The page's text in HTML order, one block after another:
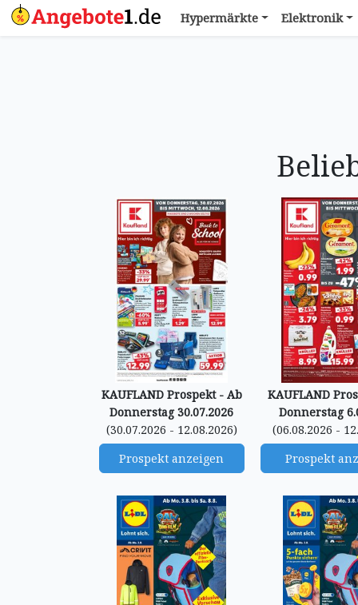
Hypermärkte Elektronik
KAUFLAND Prospekt - Ab
Donnerstag 30.07.2026
(30.07.2026 - 12.08.2026)
Prospekt anzeigen
KAUFLAND
Donnerstag
(06.08.2026 -
Prospekt